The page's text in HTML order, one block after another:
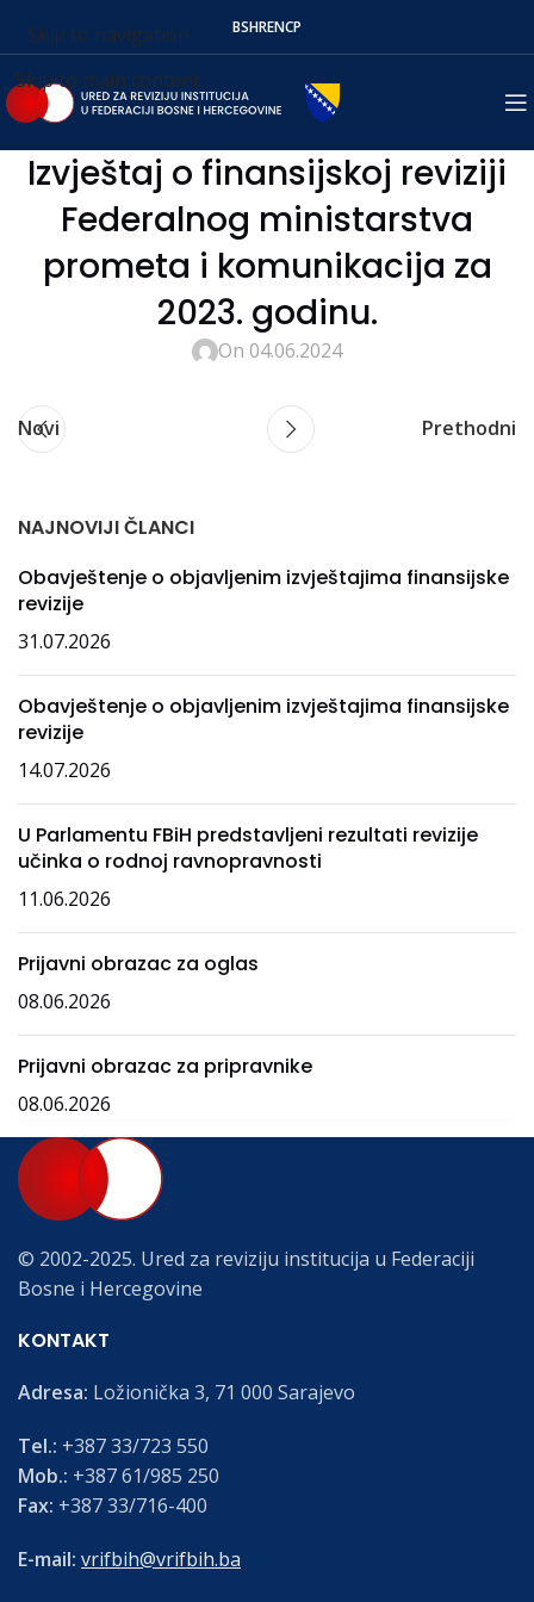
Skip to navigation
Skip to main content
BSHRENСР
Izvještaj o finansijskoj reviziji
Federalnog ministarstva
prometa i komunikacija za
2023. godinu.
On 04.06.2024
Novi Prethodni
NAJNOVIJI ČLANCI
Obavještenje o objavljenim izvještajima finansijske
revizije
31.07.2026
Obavještenje o objavljenim izvještajima finansijske
revizije
14.07.2026
U Parlamentu FBiH predstavljeni rezultati revizije
učinka o rodnoj ravnopravnosti
11.06.2026
Prijavni obrazac za oglas
08.06.2026
Prijavni obrazac za pripravnike
08.06.2026
© 2002-2025. Ured za reviziju institucija u Federaciji
Bosne i Hercegovine
KONTAKT
Adresa: Ložionička 3, 71 000 Sarajevo
Tel.: +387 33/723 550
Mob.: +387 61/985 250
Fax: +387 33/716-400
E-mail: vrifbih@vrifbih.ba